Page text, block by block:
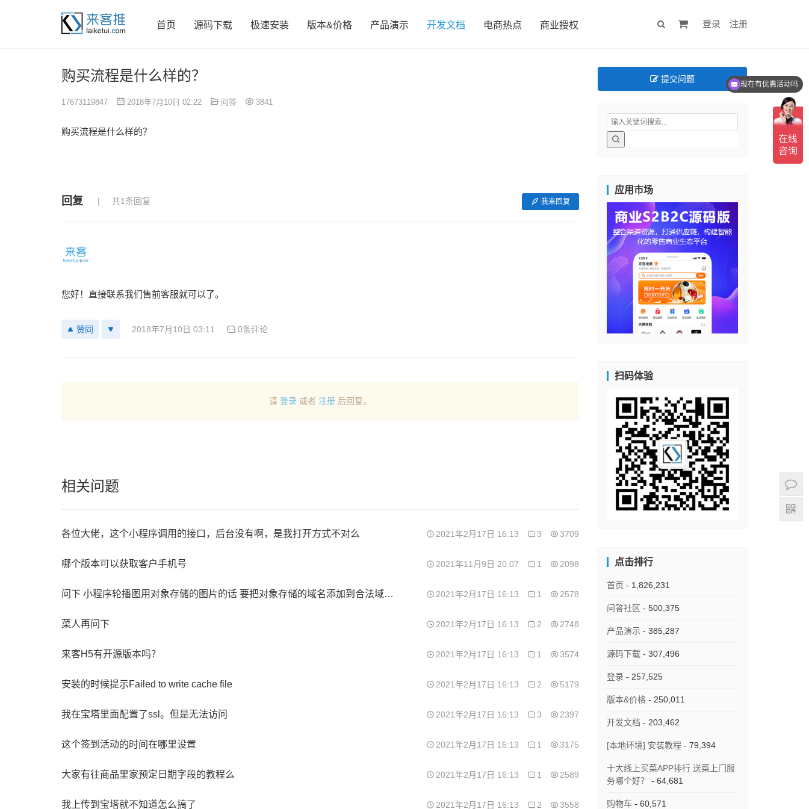
首页 源码下载 极速安装 版本&价格 产品演示 开发文档 电商热点 商业授权 登录 注册
购买流程是什么样的？
17673119847 2018年7月10日 02:22 问答 3841
购买流程是什么样的？
回复 共1条回复 我来回复
您好！直接联系我们售前客服就可以了。
赞同 2018年7月10日 03:11 0条评论
请 登录 或者 注册 后回复。
相关问题
各位大佬，这个小程序调用的接口，后台没有啊，是我打开方式不对么 2021年2月17日 16:13 3 3709
哪个版本可以获取客户手机号 2021年11月9日 20:07 1 2098
问下 小程序轮播图用对象存储的图片的话 要把对象存储的域名添加到合法域名吗 2021年2月17日 16:13 1 2578
菜人再问下 2021年2月17日 16:13 2 2748
来客H5有开源版本吗？ 2021年2月17日 16:13 1 3574
安装的时候提示Failed to write cache file 2021年2月17日 16:13 2 5179
我在宝塔里面配置了ssl。但是无法访问 2021年2月17日 16:13 3 2397
这个签到活动的时间在哪里设置 2021年2月17日 16:13 1 3175
大家有往商品里家预定日期字段的教程么 2021年2月17日 16:13 1 2589
我上传到宝塔就不知道怎么搞了 2021年2月17日 16:13 2 3558
提交问题
应用市场
扫码体验
点击排行
首页 - 1,826,231
问答社区 - 500,375
产品演示 - 385,287
源码下载 - 307,496
登录 - 257,525
版本&价格 - 250,011
开发文档 - 203,462
[本地环境] 安装教程 - 79,394
十大线上买菜APP排行 送菜上门服
务哪个好？
- 64,681
购物车 - 60,571
现在有优惠活动吗